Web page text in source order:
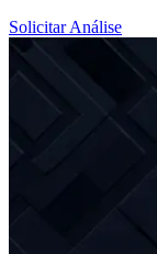
Solicitar Análise